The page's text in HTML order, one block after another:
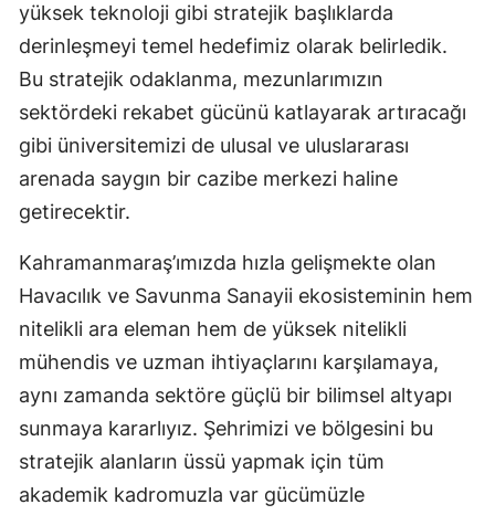
yüksek teknoloji gibi stratejik başlıklarda
derinleşmeyi temel hedefimiz olarak belirledik.
Bu stratejik odaklanma, mezunlarımızın
sektördeki rekabet gücünü katlayarak artıracağı
gibi üniversitemizi de ulusal ve uluslararası
arenada saygın bir cazibe merkezi haline
getirecektir.
Kahramanmaraş’ımızda hızla gelişmekte olan
Havacılık ve Savunma Sanayii ekosisteminin hem
nitelikli ara eleman hem de yüksek nitelikli
mühendis ve uzman ihtiyaçlarını karşılamaya,
aynı zamanda sektöre güçlü bir bilimsel altyapı
sunmaya kararlıyız. Şehrimizi ve bölgesini bu
stratejik alanların üssü yapmak için tüm
akademik kadromuzla var gücümüzle